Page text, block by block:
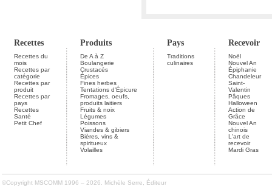
Recettes Produits Pays Recevoir
Recettes du
mois
Recettes par
catégorie
Recettes par
produit
Recettes par
pays
Recettes
Santé
Petit Chef
De A à Z
Boulangerie
Crustacés
Épices
Fines herbes
Tentations d'Épicure
Fromages, oeufs,
produits laitiers
Fruits & noix
Légumes
Poissons
Viandes & gibiers
Bières, vins &
spiritueux
Volailles
Traditions
culinaires
Noël
Nouvel An
Épiphanie
Chandeleur
Saint-
Valentin
Pâques
Halloween
Action de
Grâce
Nouvel An
chinois
L'art de
recevoir
Mardi Gras
©Copyright MSCOMM 1996 – 2026. Michèle Serre, Éditeur